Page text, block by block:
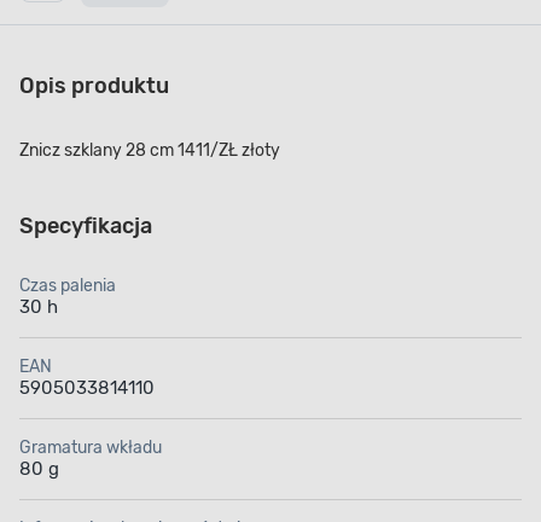
Opis produktu
Znicz szklany 28 cm 1411/ZŁ złoty
Specyfikacja
Czas palenia
30 h
EAN
5905033814110
Gramatura wkładu
80 g